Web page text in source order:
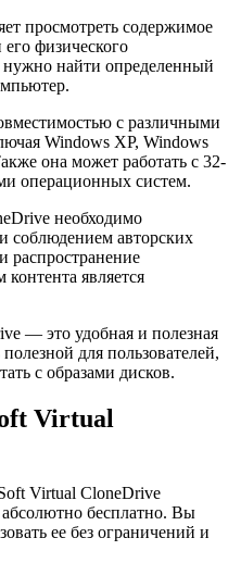
просмотреть содержимое
его физического
найти определенный
с различными
Windows XP, Windows
она может работать с 32-
операционных систем.
необходимо
соблюдением авторских
распространение
является
— это удобная и полезная
для пользователей,
с образами дисков.
Virtual
Virtual CloneDrive
абсолютно бесплатно. Вы
ее без ограничений и